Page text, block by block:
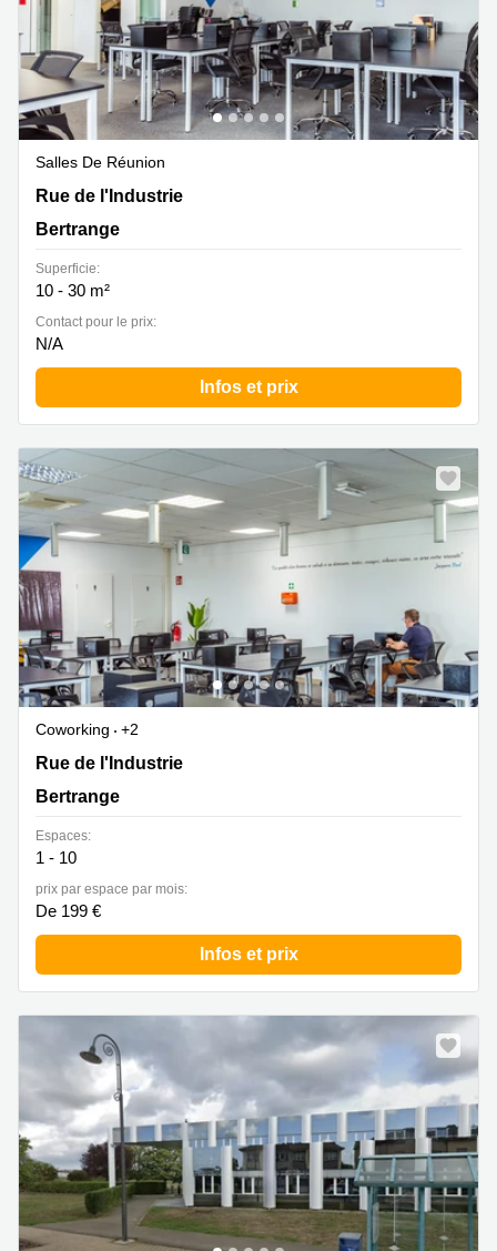
Salles De Réunion
15 rue de l'Industrie, Bertrange
Rue de l'Industrie
Bertrange
Superficie:
10 - 30 m²
Contact pour le prix:
N/A
Infos et prix
Coworking
+2
15 rue de l'Industrie, Bertrange
Rue de l'Industrie
Bertrange
Espaces:
1 - 10
prix par espace par mois:
De 199 €
Infos et prix